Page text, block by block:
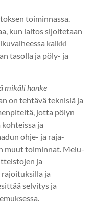
toiminnassa.
kun laitos sijoitetaan
kaikki
tasolla ja pöly- ja
mikäli hanke
on tehtävä teknisiä ja
jotta pölyn
ja
ohje- ja raja-
muut toiminnat. Melu-
ja
ja
selvitys ja